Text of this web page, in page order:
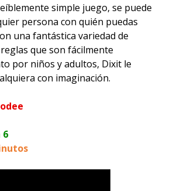
simple juego, se puede
persona con quién puedas
una fantástica variedad de
que son fácilmente
por niños y adultos, Dixit le
con imaginación.
6